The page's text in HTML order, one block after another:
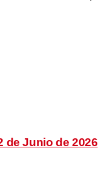
de Junio de 2026